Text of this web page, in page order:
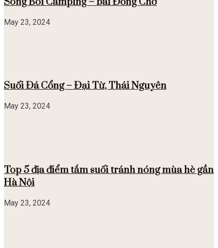
May 23, 2024
Suối Đá Cổng – Đại Từ, Thái Nguyên
May 23, 2024
Top 5 địa điểm tắm suối tránh nóng mùa hè gần
Hà Nội
May 23, 2024